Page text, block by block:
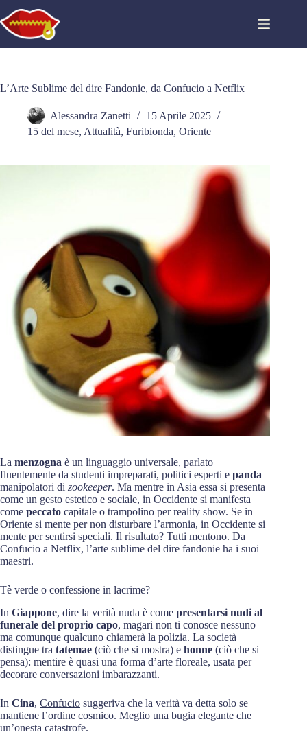
al
contenuto
L’Arte Sublime del dire Fandonie, da Confucio a Netflix
Alessandra Zanetti
15 Aprile 2025
15 del mese, Attualità, Furibionda, Oriente
La menzogna è un linguaggio universale, parlato
fluentemente da studenti impreparati, politici esperti e panda
manipolatori di zookeeper. Ma mentre in Asia essa si presenta
come un gesto estetico e sociale, in Occidente si manifesta
come peccato capitale o trampolino per reality show. Se in
Oriente si mente per non disturbare l’armonia, in Occidente si
mente per sentirsi speciali. Il risultato? Tutti mentono. Da
Confucio a Netflix, l’arte sublime del dire fandonie ha i suoi
maestri.
Tè verde o confessione in lacrime?
In Giappone, dire la verità nuda è come presentarsi nudi al
funerale del proprio capo, magari non ti conosce nessuno
ma comunque qualcuno chiamerà la polizia. La società
distingue tra tatemae (ciò che si mostra) e honne (ciò che si
pensa): mentire è quasi una forma d’arte floreale, usata per
decorare conversazioni imbarazzanti.
In Cina, Confucio suggeriva che la verità va detta solo se
mantiene l’ordine cosmico. Meglio una bugia elegante che
un’onesta catastrofe.